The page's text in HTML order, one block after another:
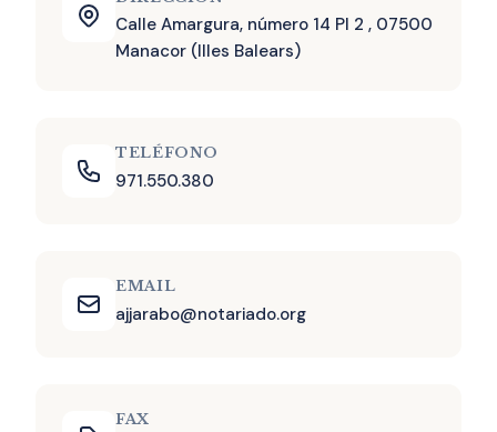
Calle Amargura, número 14 Pl 2 , 07500
Manacor (Illes Balears)
TELÉFONO
971.550.380
EMAIL
ajjarabo@notariado.org
FAX